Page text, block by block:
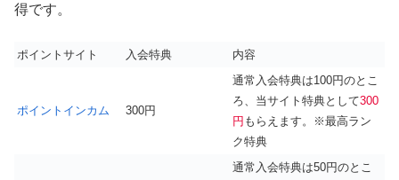
得です。
ポイントサイト 入会特典 内容
ポイントインカム 300円
通常入会特典は100円のとこ
ろ、当サイト特典として300
円 もらえます。※最高ラン
ク特典
通常入会特典は50円のとこ